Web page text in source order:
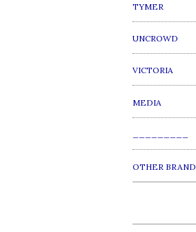
TYMER
UNCROWD
VICTORIA
MEDIA
OTHER BRAND